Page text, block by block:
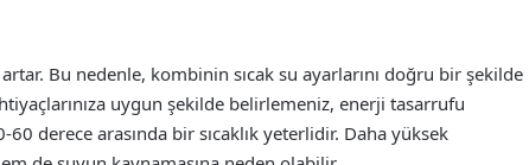
Bu nedenle, kombinin sıcak su ayarlarını doğru bir şekilde
uygun şekilde belirlemeniz, enerji tasarrufu
60 derece arasında bir sıcaklık yeterlidir. Daha yüksek